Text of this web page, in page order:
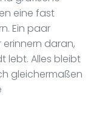
eine fast
Ein paar
daran,
lebt. Alles bleibt
gleichermaßen